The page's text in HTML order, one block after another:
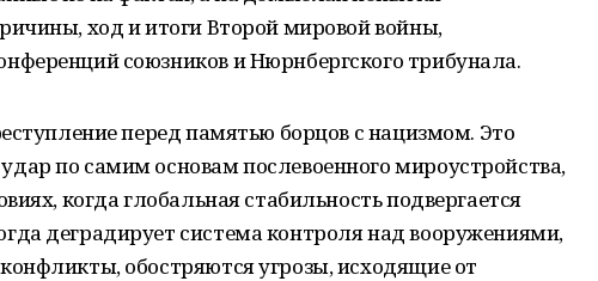
ход и итоги Второй мировой войны,
союзников и Нюрнбергского трибунала.
перед памятью борцов с нацизмом. Это
по самим основам послевоенного мироустройства,
когда глобальная стабильность подвергается
деградирует система контроля над вооружениями,
обостряются угрозы, исходящие от